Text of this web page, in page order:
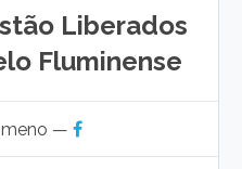
Liberados
Fluminense
—